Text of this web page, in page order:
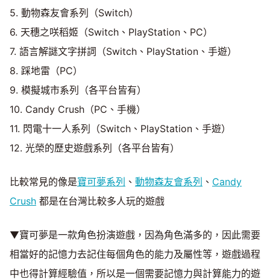
5. 動物森友會系列（Switch）
6. 天穗之咲稻姬（Switch、PlayStation、PC）
7. 語言解謎文字拼詞（Switch、PlayStation、手遊）
8. 踩地雷（PC）
9. 模擬城市系列（各平台皆有）
10. Candy Crush（PC、手機）
11. 閃電十一人系列（Switch、PlayStation、手遊）
12. 光榮的歷史遊戲系列（各平台皆有）
比較常見的像是寶可夢系列 、 動物森友會系列 、 Candy
Crush 都是在台灣比較多人玩的遊戲
▼寶可夢是一款角色扮演遊戲，因為角色滿多的，因此需要
相當好的記憶力去記住每個角色的能力及屬性等，遊戲過程
中也得計算經驗值，所以是一個需要記憶力與計算能力的遊